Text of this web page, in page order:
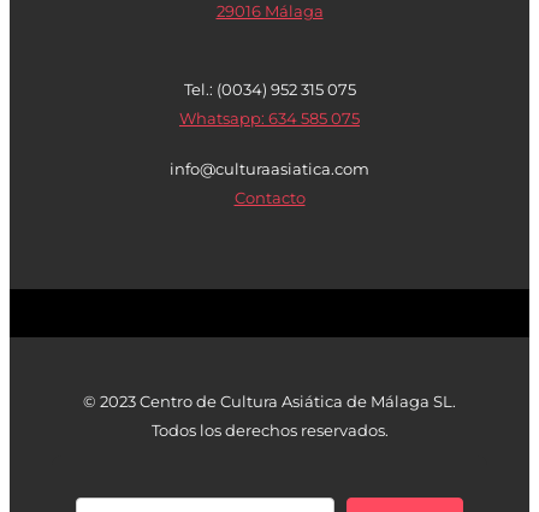
29016 Málaga
Tel.: (0034) 952 315 075
Whatsapp: 634 585 075
info@culturaasiatica.com
Contacto
© 2023 Centro de Cultura Asiática de Málaga SL.
Todos los derechos reservados.